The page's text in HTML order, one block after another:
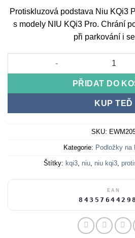
Protiskluzová podstava Niu KQi3
s modely NIU KQi3 Pro. Chrání
při parkování i
Base antideslizante Niu KQi3 Pro
PŘIDAT DO
KUP TEĎ
SKU:
Kategorie: Podložky na
Štítky: kqi3, niu, niu kqi3,
EAN